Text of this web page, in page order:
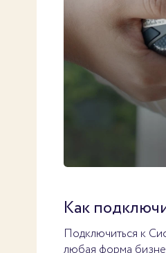
Как
Подключиться к
любая форма